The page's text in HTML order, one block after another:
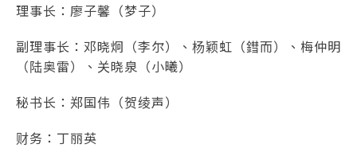
理事长：廖子馨（梦子）
副理事长：邓晓炯（李尔）、杨颖虹（鏏而）、梅仲明
（陆奥雷）、关晓泉（小曦）
秘书长：郑国伟（贺绫声）
财务：丁丽英